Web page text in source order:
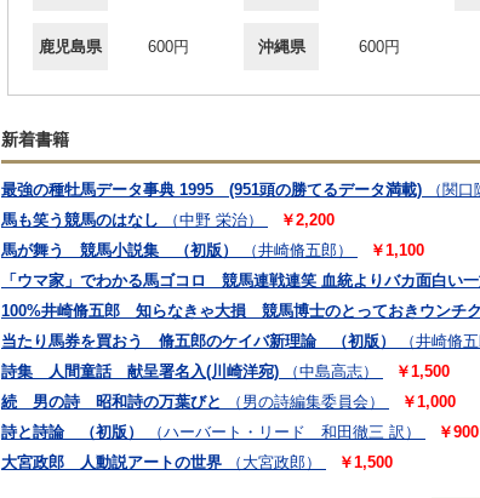
鹿児島県 600円 沖縄県 600円
新着書籍
最強の種牡馬データ事典 1995 (951頭の勝てるデータ満載) （関口
馬も笑う競馬のはなし
（中野 栄治）
￥2,200
馬が舞う 競馬小説集 （初版）
（井崎脩五郎）
￥1,100
「ウマ家」でわかる馬ゴコロ 競馬連戦連笑 血統よりバカ面白い
100%井崎脩五郎 知らなきゃ大損 競馬博士のとっておきウンチ
当たり馬券を買おう 脩五郎のケイバ新理論 （初版）
（井崎脩五
詩集 人間童話 献呈署名入(川崎洋宛)
（中島高志）
￥1,500
続 男の詩 昭和詩の万葉びと
（男の詩編集委員会）
￥1,000
詩と詩論 （初版）
（ハーバート・リード 和田徹三 訳）
￥900
大宮政郎 人動説アートの世界
（大宮政郎） ￥1,500